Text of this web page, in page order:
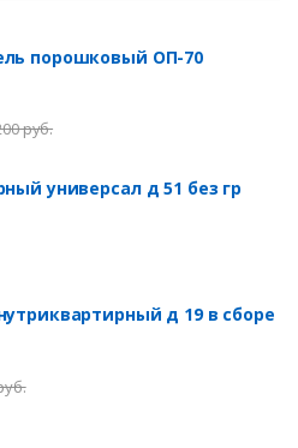
порошковый ОП-70
руб.
универсал д 51 без гр
д 19 в сборе